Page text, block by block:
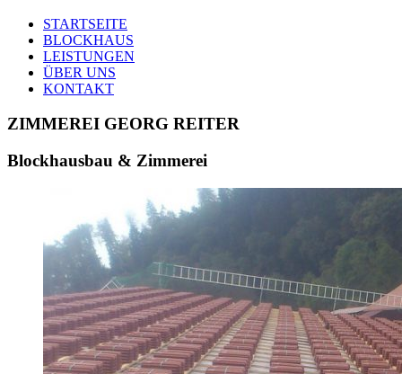
STARTSEITE
BLOCKHAUS
LEISTUNGEN
ÜBER UNS
KONTAKT
ZIMMEREI GEORG REITER
Blockhausbau & Zimmerei